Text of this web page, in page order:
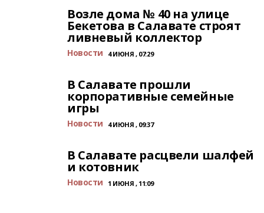
Возле дома № 40 на улице
Бекетова в Салавате строят
ливневый коллектор
Новости 4 ИЮНЯ , 07:29
В Салавате прошли
корпоративные семейные
игры
Новости 4 ИЮНЯ , 09:37
В Салавате расцвели шалфей
и котовник
Новости 1 ИЮНЯ , 11:09